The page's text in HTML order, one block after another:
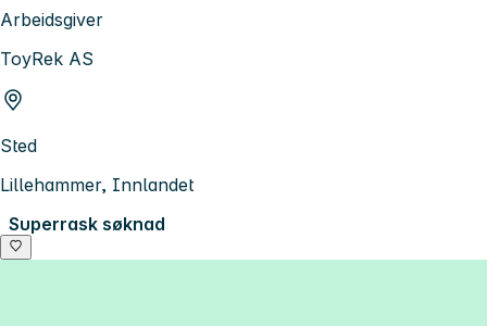
Arbeidsgiver
ToyRek AS
Sted
Lillehammer, Innlandet
Superrask søknad